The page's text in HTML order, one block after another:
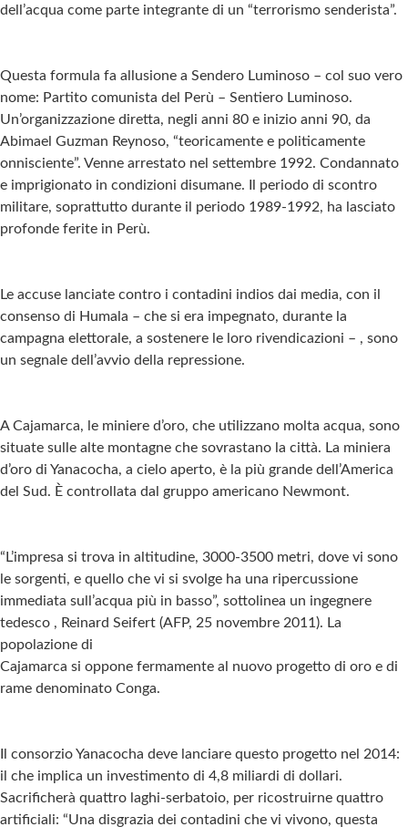
dell’acqua come parte integrante di un “terrorismo senderista”.
Questa formula fa allusione a Sendero Luminoso – col suo vero
nome: Partito comunista del Perù – Sentiero Luminoso.
Un’organizzazione diretta, negli anni 80 e inizio anni 90, da
Abimael Guzman Reynoso, “teoricamente e politicamente
onnisciente”. Venne arrestato nel settembre 1992. Condannato
e imprigionato in condizioni disumane. Il periodo di scontro
militare, soprattutto durante il periodo 1989-1992, ha lasciato
profonde ferite in Perù.
Le accuse lanciate contro i contadini indios dai media, con il
consenso di Humala – che si era impegnato, durante la
campagna elettorale, a sostenere le loro rivendicazioni – , sono
un segnale dell’avvio della repressione.
A Cajamarca, le miniere d’oro, che utilizzano molta acqua, sono
situate sulle alte montagne che sovrastano la città. La miniera
d’oro di Yanacocha, a cielo aperto, è la più grande dell’America
del Sud. È controllata dal gruppo americano Newmont.
“L’impresa si trova in altitudine, 3000-3500 metri, dove vi sono
le sorgenti, e quello che vi si svolge ha una ripercussione
immediata sull’acqua più in basso”, sottolinea un ingegnere
tedesco , Reinard Seifert (AFP, 25 novembre 2011). La
popolazione di
Cajamarca si oppone fermamente al nuovo progetto di oro e di
rame denominato Conga.
Il consorzio Yanacocha deve lanciare questo progetto nel 2014:
il che implica un investimento di 4,8 miliardi di dollari.
Sacrificherà quattro laghi-serbatoio, per ricostruirne quattro
artificiali: “Una disgrazia dei contadini che vi vivono, questa